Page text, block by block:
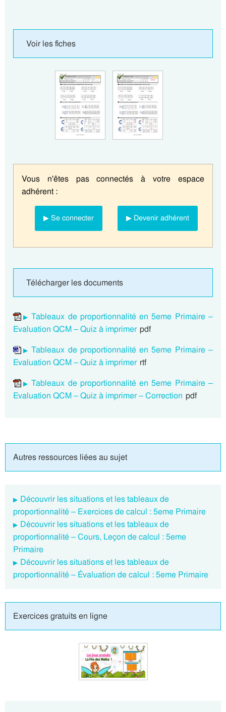
Voir les fiches
Vous n'êtes pas connectés à votre espace
adhérent :
▶ Se connecter ▶ Devenir adhérent
Télécharger les documents
Tableaux de proportionnalité en 5eme Primaire –
Evaluation QCM – Quiz à imprimer pdf
Tableaux de proportionnalité en 5eme Primaire –
Evaluation QCM – Quiz à imprimer rtf
Tableaux de proportionnalité en 5eme Primaire –
Evaluation QCM – Quiz à imprimer – Correction pdf
Autres ressources liées au sujet
Découvrir les situations et les tableaux de
proportionnalité – Exercices de calcul : 5eme Primaire
Découvrir les situations et les tableaux de
proportionnalité – Cours, Leçon de calcul : 5eme
Primaire
Découvrir les situations et les tableaux de
proportionnalité – Évaluation de calcul : 5eme Primaire
Exercices gratuits en ligne